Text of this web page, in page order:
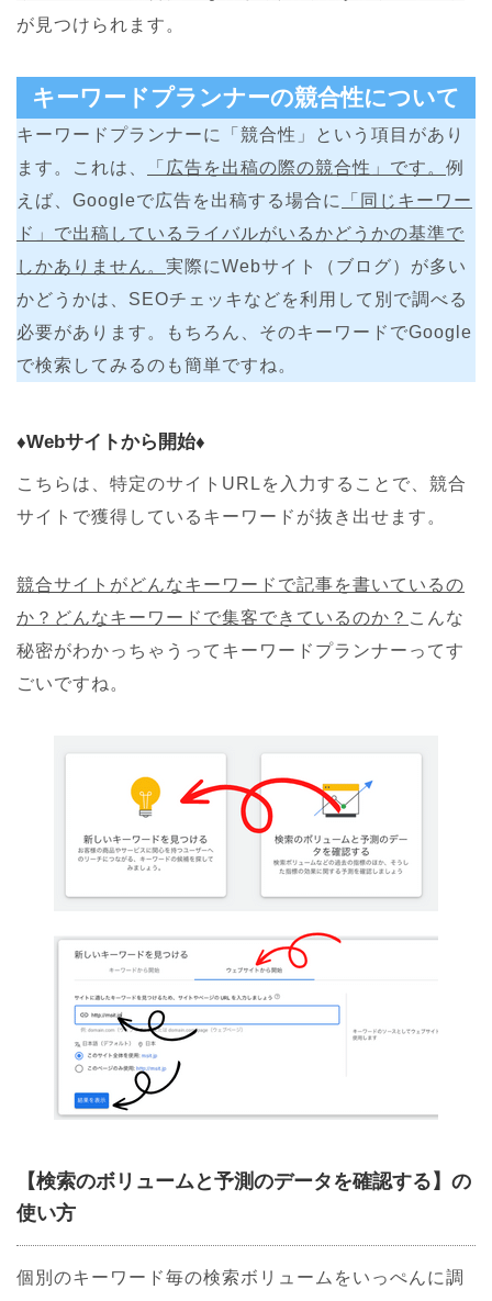
が見つけられます。
キーワードプランナーの競合性について
キーワードプランナーに「競合性」という項目があり
ます。これは、
「広告を出稿の際の競合性」です。 例
えば、Googleで広告を出稿する場合に
「同じキーワー
ド」で出稿しているライバルがいるかどうかの基準で
しかありません。 実際にWebサイト（ブログ）が多い
かどうかは、SEOチェッキなどを利用して別で調べる
必要があります。もちろん、そのキーワードでGoogle
で検索してみるのも簡単ですね。
♦︎Webサイトから開始♦︎
こちらは、特定のサイトURLを入力することで、競合
サイトで獲得しているキーワードが抜き出せます。
競合サイトがどんなキーワードで記事を書いているの
か？どんなキーワードで集客できているのか？ こんな
秘密がわかっちゃうってキーワードプランナーってす
ごいですね。
【検索のボリュームと予測のデータを確認する 】 の
使い方
個別のキーワード毎の検索ボリュームをいっぺんに調